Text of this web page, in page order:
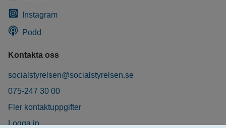
Instagram
Podd
Kontakta oss
socialstyrelsen@socialstyrelsen.se
075-247 30 00
Fler kontaktuppgifter
Logga in